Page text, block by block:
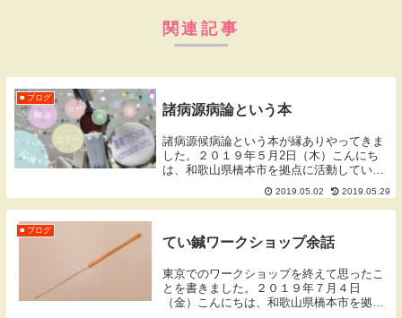
関連記事
■ ブログ
諸病源病論という本
諸病源候病論という本が縁ありやってきま
した。２０１９年５月2日（木）こんにち
は、和歌山県橋本市を拠点に活動していま
す、蓬庵（よもぎあん）のワダです。ブロ
グをご覧頂きありがとうございます。諸病
源候論（しょびょうげんこうろん）諸病源
2019.05.02 2019.05.29
■ ブログ
てい鍼ワークショップ余話
東京でのワークショップを終えて思ったこ
とを書きました。２０１９年７月４日
（金）こんにちは、和歌山県橋本市を拠点